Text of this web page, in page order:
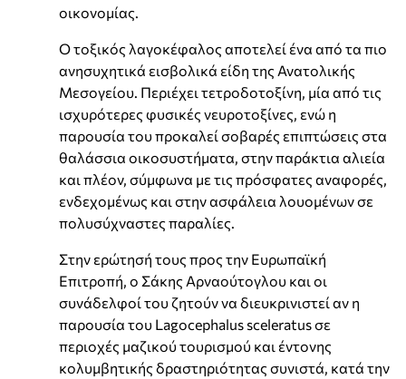
οικονομίας.
Ο τοξικός λαγοκέφαλος αποτελεί ένα από τα πιο
ανησυχητικά εισβολικά είδη της Ανατολικής
Μεσογείου. Περιέχει τετροδοτοξίνη, μία από τις
ισχυρότερες φυσικές νευροτοξίνες, ενώ η
παρουσία του προκαλεί σοβαρές επιπτώσεις στα
θαλάσσια οικοσυστήματα, στην παράκτια αλιεία
και πλέον, σύμφωνα με τις πρόσφατες αναφορές,
ενδεχομένως και στην ασφάλεια λουομένων σε
πολυσύχναστες παραλίες.
Στην ερώτησή τους προς την Ευρωπαϊκή
Επιτροπή, ο Σάκης Αρναούτογλου και οι
συνάδελφοί του ζητούν να διευκρινιστεί αν η
παρουσία του Lagocephalus sceleratus σε
περιοχές μαζικού τουρισμού και έντονης
κολυμβητικής δραστηριότητας συνιστά, κατά την